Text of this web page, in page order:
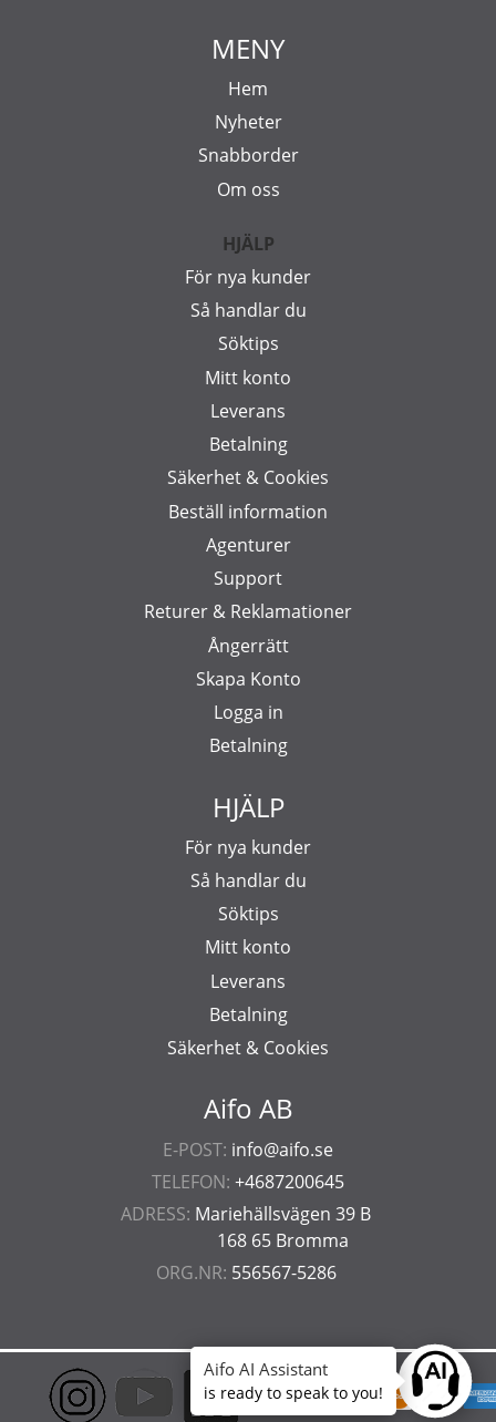
Aifo AB
E-POST: info@aifo.se
TELEFON: +4687200645
ADRESS: Mariehällsvägen 39 B
168 65 Bromma
ORG.NR: 556567-5286
MENY
Hem
Nyheter
Snabborder
Om oss
HJÄLP
För nya kunder
Så handlar du
Söktips
Mitt konto
Leverans
Betalning
Säkerhet & Cookies
Beställ information
Agenturer
Support
Returer & Reklamationer
Ångerrätt
Skapa Konto
Logga in
Betalning
HJÄLP
För nya kunder
Så handlar du
Söktips
Mitt konto
Leverans
Betalning
Säkerhet & Cookies
Ask
Aifo AI Assistant
is ready to speak to you!